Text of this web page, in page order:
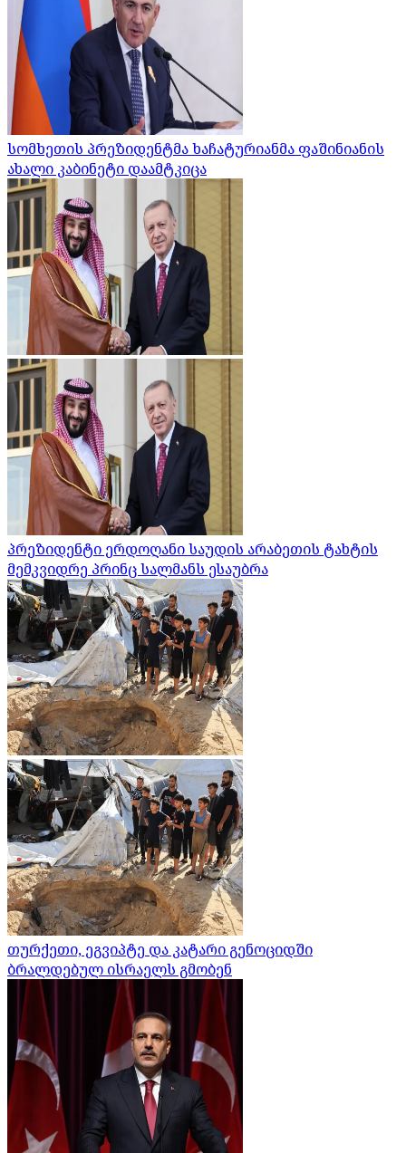
სომხეთის პრეზიდენტმა ხაჩატურიანმა ფაშინიანის
ახალი კაბინეტი დაამტკიცა
პრეზიდენტი ერდოღანი საუდის არაბეთის ტახტის
მემკვიდრე პრინც სალმანს ესაუბრა
თურქეთი, ეგვიპტე და კატარი გენოციდში
ბრალდებულ ისრაელს გმობენ